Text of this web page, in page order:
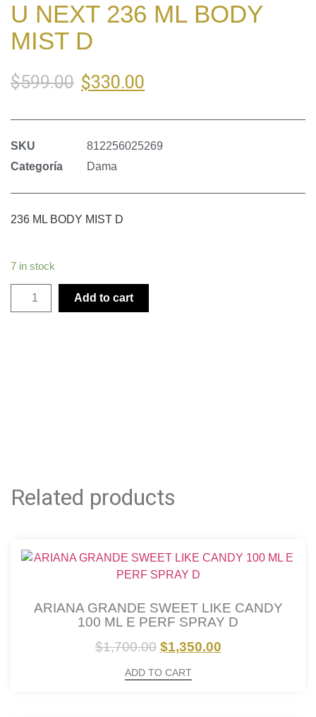
U NEXT 236 ML BODY
MIST D
$599.00 $330.00
SKU
812256025269
Categoría
Dama
236 ML BODY MIST D
7 in stock
Add to cart
Related products
ARIANA GRANDE SWEET LIKE CANDY
100 ML E PERF SPRAY D
$1,700.00 $1,350.00
ADD TO CART